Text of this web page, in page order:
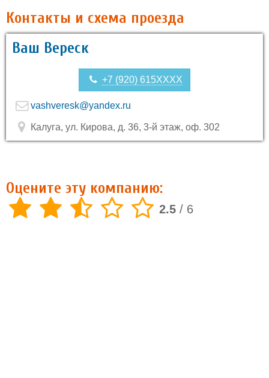
Контакты и схема проезда
Ваш Вереск
+7 (920) 615XXXX
vashveresk@yandex.ru
Калуга, ул. Кирова, д. 36, 3-й этаж, оф. 302
Оцените эту компанию:
2.5 / 6